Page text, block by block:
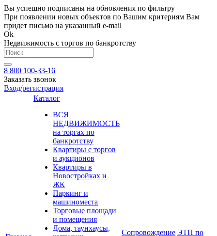
Вы успешно подписаны на обновления по фильтру
При появлении новых объектов по Вашим критериям Вам
придет письмо на указанный e-mail
Ok
Недвижимость с торгов по банкротству
8 800 100-33-16
Заказать звонок
Вход/регистрация
Каталог
ВСЯ
НЕДВИЖИМОСТЬ
на торгах по
банкротству
Квартиры с торгов
и аукционов
Квартиры в
Новостройках и
ЖК
Паркинг и
машиноместа
Торговые площади
и помещения
Дома, таунхаусы,
Сопровождение ЭТП по